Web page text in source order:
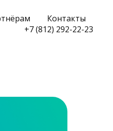
Контакты
+7 (812) 292-22-23